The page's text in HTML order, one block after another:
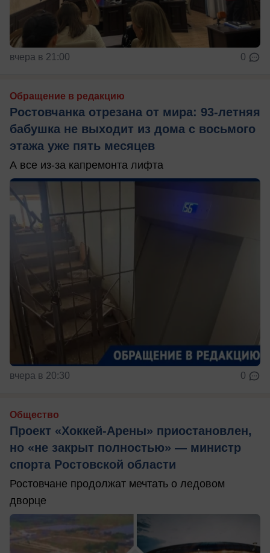
вчера в 21:00 0
Обращение в редакцию
Ростовчанка отрезана от мира: 93-летняя
бабушка не выходит из дома с восьмого
этажа уже пять месяцев
А все из-за капремонта лифта
вчера в 20:30 0
Общество
Проект «Хоккей-Арены» приостановлен,
но «не закрыт полностью» — министр
спорта Ростовской области
Ростовчане продолжат мечтать о ледовом
дворце